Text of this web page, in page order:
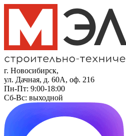
г. Новосибирск,
ул. Дачная, д. 60А, оф. 216
Пн-Пт: 9:00-18:00
Сб-Вс: выходной